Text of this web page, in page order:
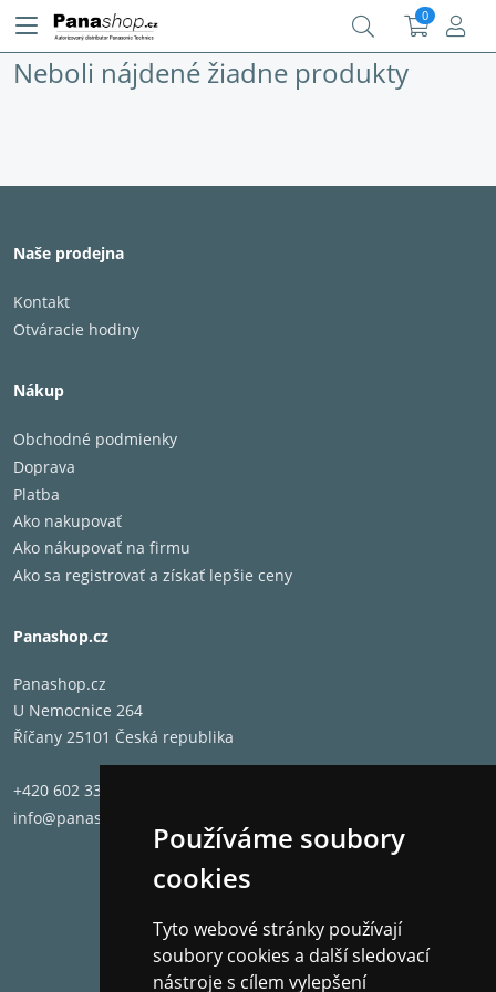
Používáme soubory
cookies
Tyto webové stránky používají
soubory cookies a další sledovací
nástroje s cílem vylepšení
0
Neboli nájdené žiadne produkty
Naše prodejna
Kontakt
Otváracie hodiny
Nákup
Obchodné podmienky
Doprava
Platba
Ako nakupovať
Ako nákupovať na firmu
Ako sa registrovať a získať lepšie ceny
Panashop.cz
Panashop.cz
U Nemocnice 264
Říčany 25101 Česká republika
+420 602 331 662
info@panashop.cz